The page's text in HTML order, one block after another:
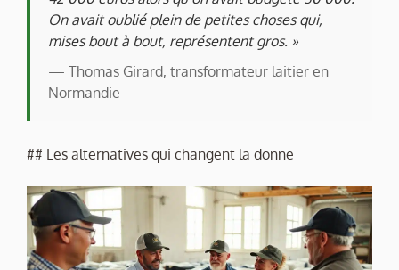
On avait oublié plein de petites choses qui,
mises bout à bout, représentent gros. »
— Thomas Girard, transformateur laitier en
Normandie
## Les alternatives qui changent la donne